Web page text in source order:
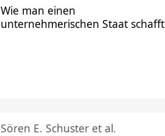
Wie man einen
unternehmerischen Staat schafft
Sören E. Schuster et al.